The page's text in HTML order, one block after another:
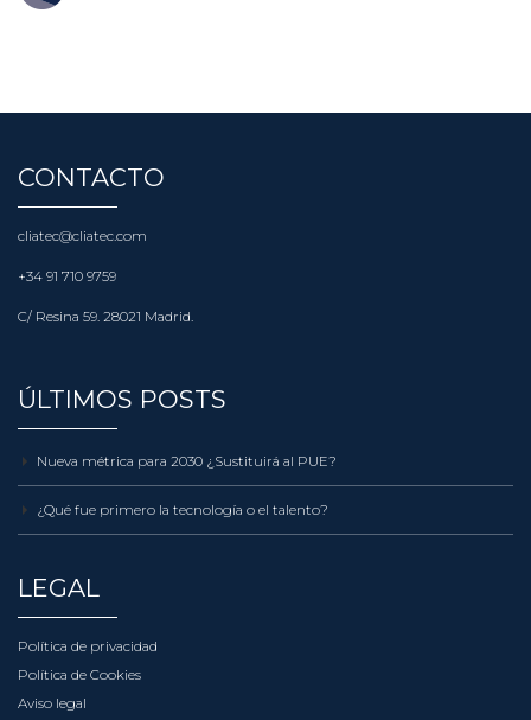
CONTACTO
cliatec@cliatec.com
+34 91 710 9759
C/ Resina 59. 28021 Madrid.
ÚLTIMOS POSTS
Nueva métrica para 2030 ¿Sustituirá al PUE?
¿Qué fue primero la tecnología o el talento?
LEGAL
Política de privacidad
Política de Cookies
Aviso legal